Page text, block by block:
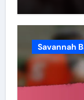
Savannah